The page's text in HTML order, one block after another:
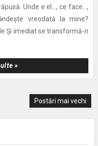
Unde e el..., ce face...,
vreodată la mine?
Și imediat se transformă-n
»
Postări mai vechi